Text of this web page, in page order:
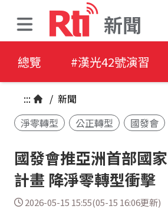
新聞
總覽 #漢光42號演習
::: / 新聞
淨零轉型
公正轉型 國發會
國發會推亞洲首部國
計畫 降淨零轉型衝擊
2026-05-15 15:55(05-15 16:06更新)